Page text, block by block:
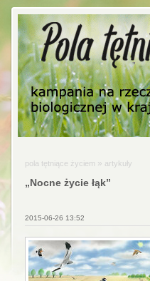
pola tętniące życiem » artykuły
„Nocne życie łąk”
2015-06-26 13:52